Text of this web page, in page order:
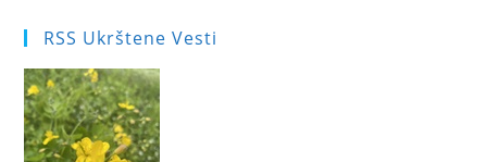
RSS Ukrštene Vesti